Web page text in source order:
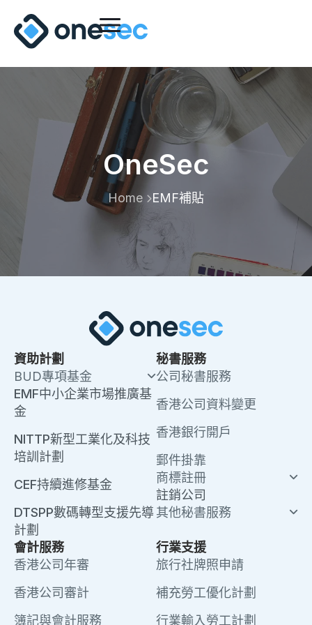
OneSec
Home EMF補貼
資助計劃
BUD專項基金
EMF中小企業市場推廣基
金
NITTP新型工業化及科技
培訓計劃
CEF持續進修基金
DTSPP數碼轉型支援先導
計劃
秘書服務
公司秘書服務
香港公司資料變更
香港銀行開戶
郵件掛靠
商標註冊
註銷公司
其他秘書服務
會計服務
香港公司年審
香港公司審計
簿記與會計服務
行業支援
旅行社牌照申請
補充勞工優化計劃
行業輸入勞工計劃